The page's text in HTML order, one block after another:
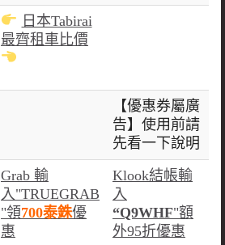
日本Tabirai
最齊租車比價
【優惠券屬廣
告】使用前請
先看一下說明
Grab 輸
入"TRUEGRAB
"領700泰銖優
惠
Klook結帳輸
入
“Q9WHF"額
外95折優惠